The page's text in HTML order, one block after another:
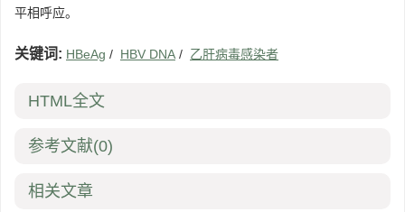
平相呼应。
关键词: HBeAg / HBV DNA / 乙肝病毒感染者
HTML全文
参考文献(0)
相关文章